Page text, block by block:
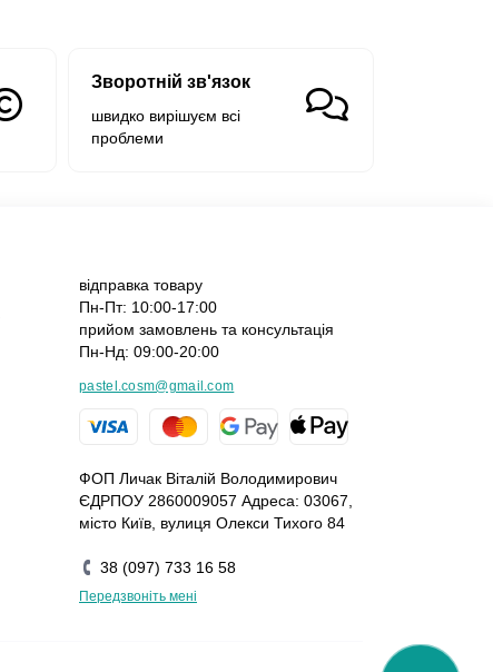
Зворотній зв'язок
швидко вирішуєм всі
проблеми
відправка товару
Пн-Пт: 10:00-17:00
прийом замовлень та консультація
Пн-Нд: 09:00-20:00
pastel.cosm@gmail.com
ФОП Личак Віталій Володимирович
ЄДРПОУ 2860009057 Адреса: 03067,
місто Київ, вулиця Олекси Тихого 84
38 (097) 733 16 58
Передзвоніть мені